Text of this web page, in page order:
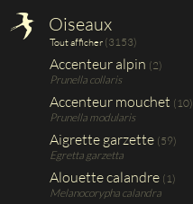
Oiseaux
Tout afficher (3153)
Accenteur alpin (2)
Prunella collaris
Accenteur mouchet (10)
Prunella modularis
Aigrette garzette (59)
Egretta garzetta
Alouette calandre (1)
Melanocorypha calandra